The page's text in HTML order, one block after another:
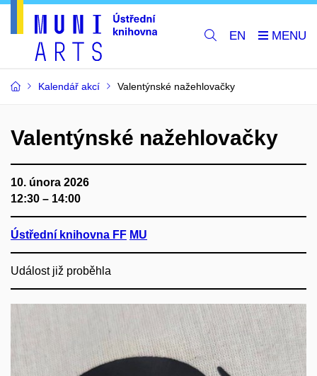
EN
Kalendář akcí Valentýnské nažehlovačky
Valentýnské nažehlovačky
10. února 2026
12:30 – 14:00
Ústřední knihovna FF MU
Událost již proběhla